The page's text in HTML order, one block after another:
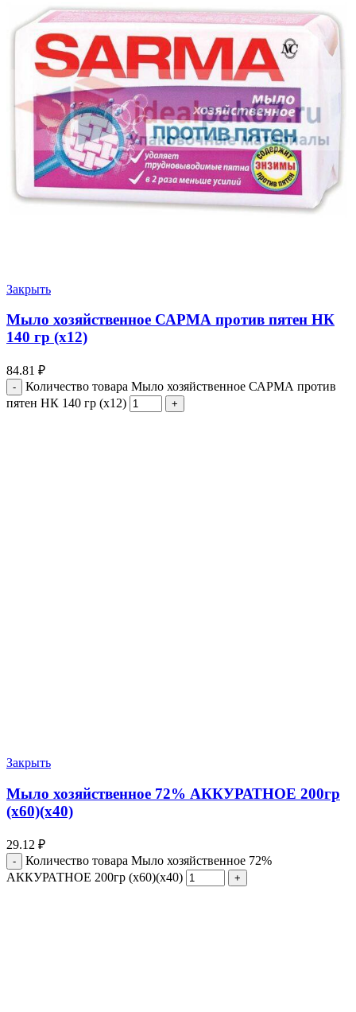
Закрыть
Мыло хозяйственное САРМА против пятен НК
140 гр (х12)
84.81 ₽
Количество товара Мыло хозяйственное САРМА против
пятен НК 140 гр (х12)
Закрыть
Мыло хозяйственное 72% АККУРАТНОЕ 200гр
(х60)(х40)
29.12 ₽
Количество товара Мыло хозяйственное 72%
АККУРАТНОЕ 200гр (х60)(х40)